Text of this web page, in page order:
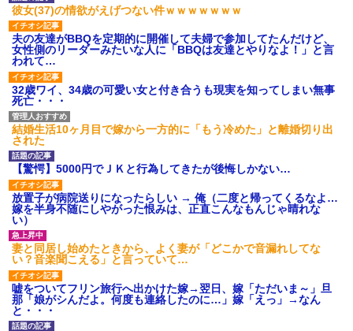
【ネット騒然】惨殺されたタ
ワマン頂き女子のこの動画、す
げえええええｗｗｗｗｗｗｗｗ
ｗｗｗ
【愕然】白のクラウン俺氏、
高速道路左車線を制限速度で走
った結果wwwwwwwwwwww
百年の恋12-899 食べた量を
張り合ってくる
【悲報】佐藤輝明・・・２軍
でも盛大にやらかす←あまり悲
しませないでくれ
彼女(37)の情欲がえげつない件ｗｗｗｗｗｗｗ
夫の友達がBBQを定期的に開催して夫婦で参加してたんだけど、
女性側のリーダーみたいな人に「BBQは友達とやりなよ！」と言
われて…
32歳ワイ、34歳の可愛い女と付き合うも現実を知ってしまい無事
死亡・・・
結婚生活10ヶ月目で嫁から一方的に「もう冷めた」と離婚切り出
された
【驚愕】5000円でＪＫと行為してきたが後悔しかない…
放置子が病院送りになったらしい → 俺（二度と帰ってくるなよ…
嫁を半身不随にしやがった恨みは、正直こんなもんじゃ晴れな
い）
妻と同居し始めたときから、よく妻が「どこかで音漏れしてな
い？音楽聞こえる」と言っていて…
嘘をついてフリン旅行へ出かけた嫁→翌日、嫁「ただいま～」旦
那「娘がシんだよ。何度も連絡したのに…」嫁「えっ」→なん
と・・・